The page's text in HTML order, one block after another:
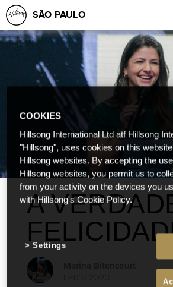
SÃO PAULO
A
COOKIES
Hillsong International Ltd atf Hillsong
"Hillsong", uses cookies on this
Hillsong websites. By accepting the
Hillsong websites, you permit us to
from your activity on the devices you
with Hillsong's Cookie Policy.
Settings